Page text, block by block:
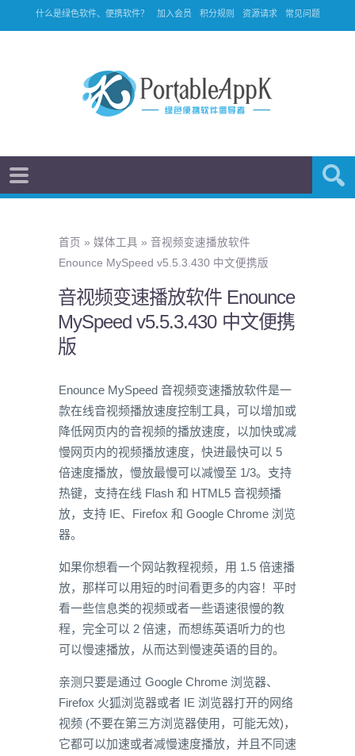
什么是绿色软件、便携软件？ 加入会员 积分规则 资源请求 常见问题
首页 » 媒体工具 » 音视频变速播放软件
Enounce MySpeed v5.5.3.430 中文便携版
音视频变速播放软件 Enounce
MySpeed v5.5.3.430 中文便携
版
Enounce MySpeed 音视频变速播放软件是一
款在线音视频播放速度控制工具，可以增加或
降低网页内的音视频的播放速度，以加快或减
慢网页内的视频播放速度，快进最快可以 5
倍速度播放，慢放最慢可以减慢至 1/3。支持
热键，支持在线 Flash 和 HTML5 音视频播
放，支持 IE、Firefox 和 Google Chrome 浏览
器。
如果你想看一个网站教程视频，用 1.5 倍速播
放，那样可以用短的时间看更多的内容！平时
看一些信息类的视频或者一些语速很慢的教
程，完全可以 2 倍速，而想练英语听力的也
可以慢速播放，从而达到慢速英语的目的。
亲测只要是通过 Google Chrome 浏览器、
Firefox 火狐浏览器或者 IE 浏览器打开的网络
视频 (不要在第三方浏览器使用，可能无效)，
它都可以加速或者减慢速度播放，并且不同速